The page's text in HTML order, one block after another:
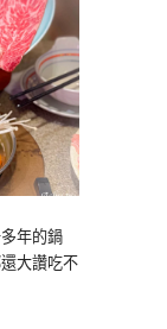
年的鍋
大讚吃不